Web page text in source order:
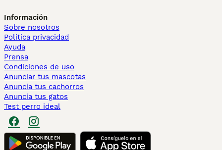
Información
Sobre nosotros
Politica privacidad
Ayuda
Prensa
Condiciones de uso
Anunciar tus mascotas
Anuncia tus cachorros
Anuncia tus gatos
Test perro ideal